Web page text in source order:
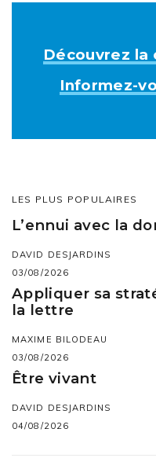
Découvrez la
Informez-
LES PLUS POPULAIRES
L’ennui avec la
DAVID DESJARDINS
03/08/2026
Appliquer sa
la lettre
MAXIME BILODEAU
03/08/2026
Être vivant
DAVID DESJARDINS
04/08/2026